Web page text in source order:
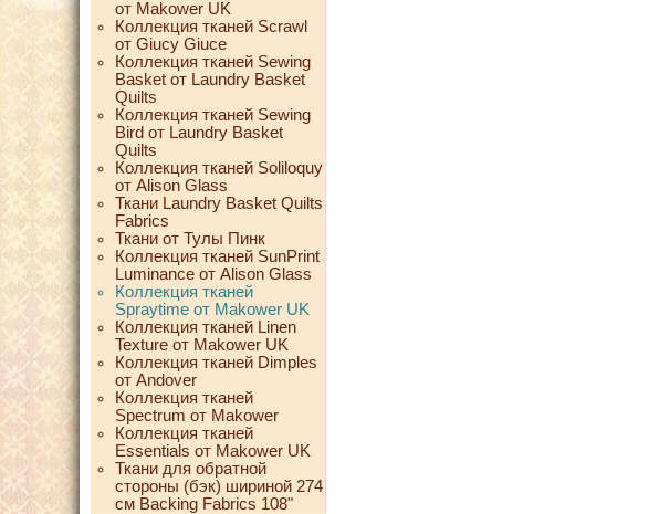
от Makower UK
Коллекция тканей Scrawl
от Giucy Giuce
Коллекция тканей Sewing
Basket от Laundry Basket
Quilts
Коллекция тканей Sewing
Bird от Laundry Basket
Quilts
Коллекция тканей Soliloquy
от Alison Glass
Ткани Laundry Basket Quilts
Fabrics
Ткани от Тулы Пинк
Коллекция тканей SunPrint
Luminance от Alison Glass
Коллекция тканей
Spraytime от Makower UK
Коллекция тканей Linen
Texture от Makower UK
Коллекция тканей Dimples
от Andover
Коллекция тканей
Spectrum от Makower
Коллекция тканей
Essentials от Makower UK
Ткани для обратной
стороны (бэк) шириной 274
см Backing Fabrics 108"